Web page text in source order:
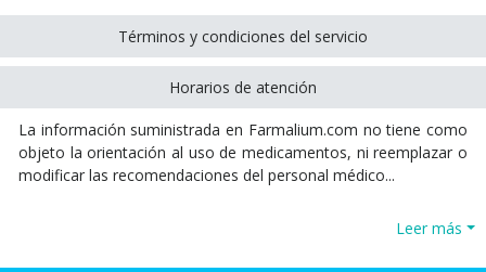
Términos y condiciones del servicio
Horarios de atención
La información suministrada en Farmalium.com no tiene como
objeto la orientación al uso de medicamentos, ni reemplazar o
modificar las recomendaciones del personal médico...
Leer más